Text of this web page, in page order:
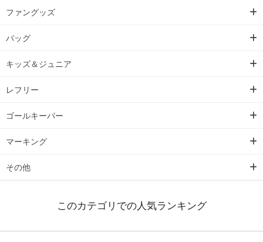
ファングッズ
バッグ
キッズ＆ジュニア
レフリー
ゴールキーパー
マーキング
その他